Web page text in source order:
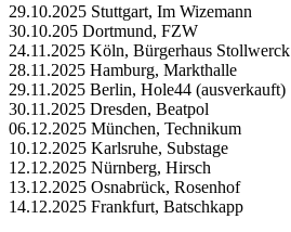
29.10.2025 Stuttgart, Im Wizemann
30.10.205 Dortmund, FZW
24.11.2025 Köln, Bürgerhaus Stollwerck
28.11.2025 Hamburg, Markthalle
29.11.2025 Berlin, Hole44 (ausverkauft)
30.11.2025 Dresden, Beatpol
06.12.2025 München, Technikum
10.12.2025 Karlsruhe, Substage
12.12.2025 Nürnberg, Hirsch
13.12.2025 Osnabrück, Rosenhof
14.12.2025 Frankfurt, Batschkapp